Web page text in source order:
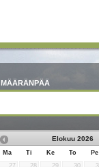
MÄÄRÄNPÄÄ
Elokuu 2026
Ma Ti Ke To
Pe
27
28 29 30